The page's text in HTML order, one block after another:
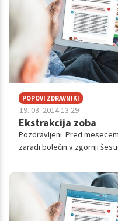
POPOVI ZDRAVNIKI
19. 03. 2014 13.29
Ekstrakcija zoba
Pozdravljeni. Pred
zaradi bolečin v zgornji
samoše lupinic...